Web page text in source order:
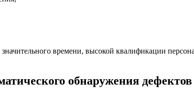
времени, высокой квалификации
обнаружения дефектов